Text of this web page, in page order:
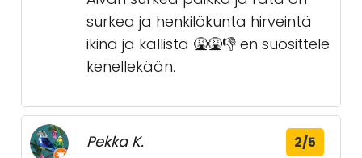
surkea ja henkilökunta hirveintä
ikinä ja kallista 🤮🤮👎 en suosittele
kenellekään.
Pekka K. 2/5